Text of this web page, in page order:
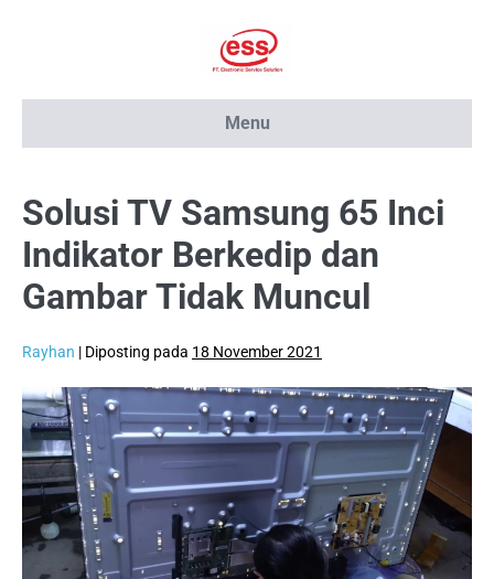
Menu
Solusi TV Samsung 65 Inci
Indikator Berkedip dan
Gambar Tidak Muncul
Rayhan | Diposting pada 18 November 2021